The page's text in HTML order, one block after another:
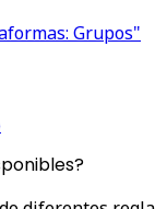
Grupos"